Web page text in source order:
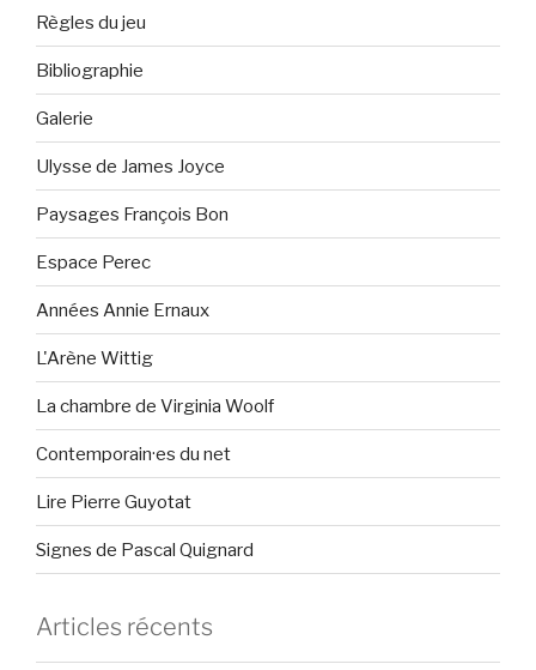
Règles du jeu
Bibliographie
Galerie
Ulysse de James Joyce
Paysages François Bon
Espace Perec
Années Annie Ernaux
L'Arène Wittig
La chambre de Virginia Woolf
Contemporain·es du net
Lire Pierre Guyotat
Signes de Pascal Quignard
Articles récents